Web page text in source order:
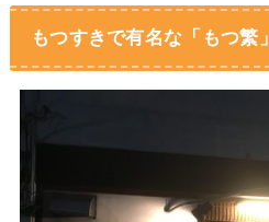
もつすきで有名な「もつ繁」